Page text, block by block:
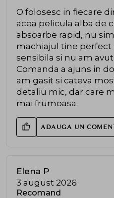
O folosesc in fiecare
acea pelicula alba de
absoarbe rapid, nu
machiajul tine perfect
sensibila si nu am
Comanda a ajuns in
am gasit si cateva
detaliu mic, dar care
mai frumoasa.
ADAUGA UN
Elena P
3 august 2026
Recomand